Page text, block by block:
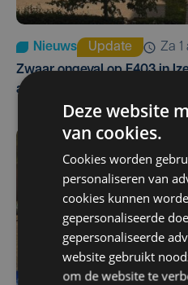
Nieuws Update
za
Zwaar ongeval op E403 in
afgesloten
Deze website
van cookies.
Cookies worden
personaliseren van
cookies kunnen
gepersonaliseerde
gepersonaliseerde
website gebruikt
om de website te